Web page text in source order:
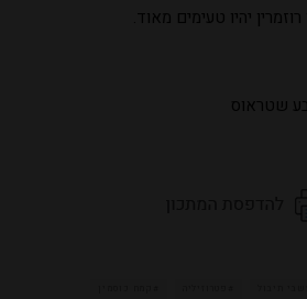
יהיו טעימים מאוד.
שטראוס